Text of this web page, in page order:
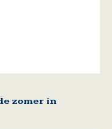
zomer in